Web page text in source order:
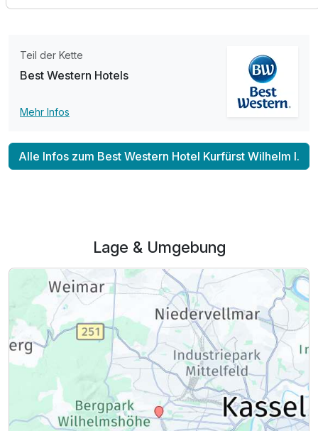
Teil der Kette
Best Western Hotels
Mehr Infos
Alle Infos zum Best Western Hotel Kurfürst Wilhelm I.
Lage & Umgebung